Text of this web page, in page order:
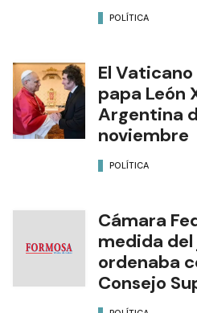
POLÍTICA
El
papa León
Argentina
noviembre
POLÍTICA
Cámara
medida
ordenaba
Consejo